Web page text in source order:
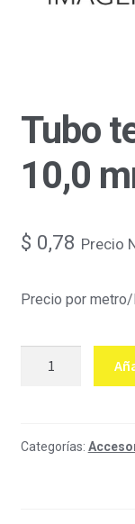
Tubo
10,0
$ 0,78 Precio
Precio por
STRÖM
Categorías: